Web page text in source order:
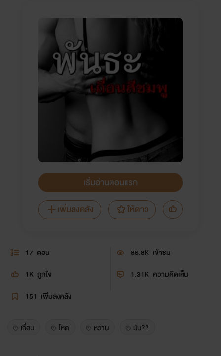
เริ่มอ่านตอนแรก
เพิ่มลงคลัง
ให้ดาว
17 ตอน 86.8K เข้าชม
1K ถูกใจ 1.31K ความคิดเห็น
151 เพิ่มลงคลัง
เถื่อน โหด หวาน มัน??